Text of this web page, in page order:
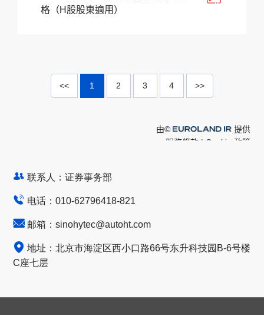
联系人：证券事务部
电话：010-62796418-821
邮箱：sinohytec@autoht.com
地址：北京市海淀区西小口路66号东升科技园B-6号楼
C座七层